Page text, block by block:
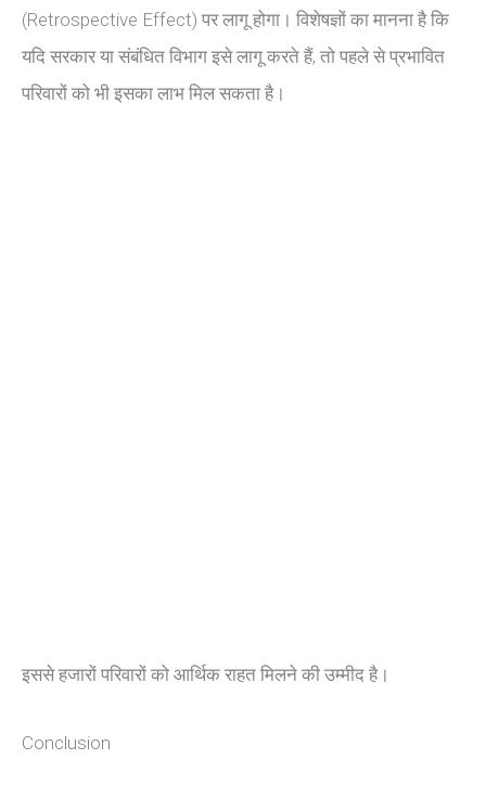
(Retrospective Effect) पर लागू होगा। विशेषज्ञों का मानना है कि
यदि सरकार या संबंधित विभाग इसे लागू करते हैं, तो पहले से प्रभावित
परिवारों को भी इसका लाभ मिल सकता है।
इससे हजारों परिवारों को आर्थिक राहत मिलने की उम्मीद है।
Conclusion